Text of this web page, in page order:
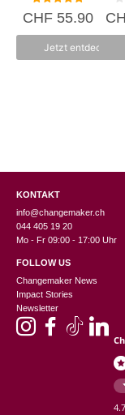
5.00
von 5
CHF55.90
Jetzt entdecken
0
v
KONTAKT
info@changemaker.ch
044 405 19 20
Mo - Fr 09:00 - 17:00 Uhr
FOLLOW US
Changemaker News
Impact Stories
Newsletter